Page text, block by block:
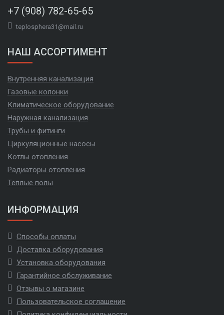
+7 (908) 782-65-65
teplosphera31@mail.ru
НАШ АССОРТИМЕНТ
Внутренняя канализация
Газовые колонки
Климатическое оборудование
Наружная канализация
Трубы и фитинги
Циркуляционные насосы
Котлы отопления
Радиаторы отопления
Теплые полы
ИНФОРМАЦИЯ
Способы оплаты
Доставка оборудования
Установка оборудования
Гарантийное обслуживание
Отзывы о магазине
Пользовательское соглашение